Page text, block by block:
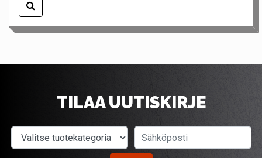
TILAA UUTISKIRJE
Valitse tuotekategoria